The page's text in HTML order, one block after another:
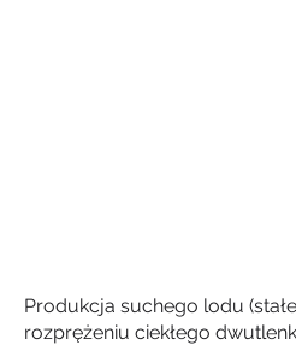
Produkcja suchego lodu
rozprężeniu ciekłego